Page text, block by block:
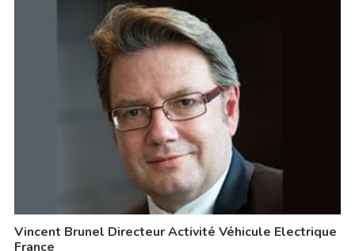
Vincent Brunel Directeur Activité Véhicule Electrique
France